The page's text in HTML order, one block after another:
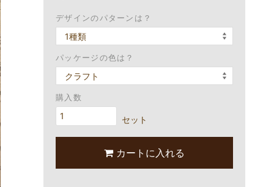
デザインのパターンは？
パッケージの色は？
購入数
セット
カートに入れる